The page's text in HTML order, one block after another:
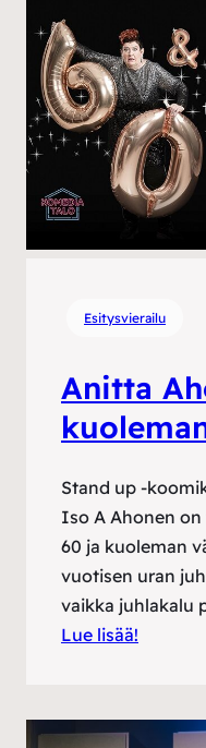
Esitysvierailu
Anitta
Stand up -
Iso A Ahonen
60 ja kuoleman
vuotisen uran
vaikka juhlakalu
Lue lisää!